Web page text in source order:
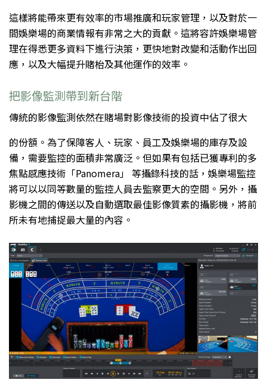
這樣將能帶來更有效率的市場推廣和玩家管理，以及對於一
間娛樂場的商業情報有非常之大的貢獻。這將容許娛樂場管
理在得悉更多資料下進行決策，更快地對改變和活動作出回
應，以及大幅提升賭枱及其他運作的效率。
把影像監測帶到新台階
傳統的影像監測依然在賭場對影像技術的投資中佔了很大
的份額。為了保障客人、玩家、員工及娛樂場的庫存及設
備，需要監控的面積非常廣泛。但如果有包括已獲專利的多
焦點感應技術「Panomera」 等攝錄科技的話，娛樂場監控
將可以以同等數量的監控人員去監察更大的空間。另外，攝
影機之間的傳送以及自動選取最佳影像質素的攝影機，將前
所未有地捕捉最大量的內容。